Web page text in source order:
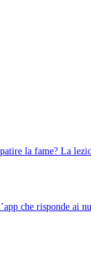
la fame? La
che risponde ai